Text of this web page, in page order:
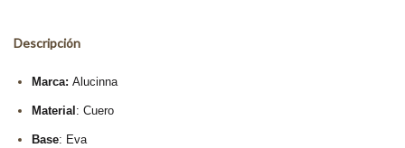
Descripción
Marca: Alucinna
Material : Cuero
Base: Eva